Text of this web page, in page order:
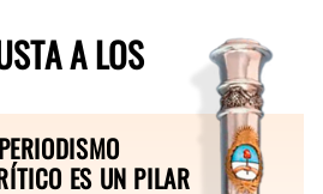
A LOS
ES UN PILAR